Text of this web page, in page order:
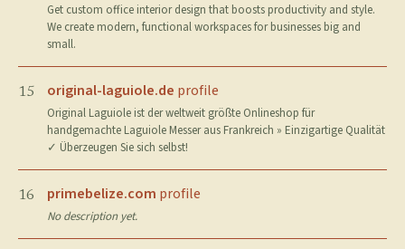
Get custom office interior design that boosts productivity and style.
We create modern, functional workspaces for businesses big and
small.
15 original-laguiole.de profile
Original Laguiole ist der weltweit größte Onlineshop für
handgemachte Laguiole Messer aus Frankreich » Einzigartige Qualität
✓ Überzeugen Sie sich selbst!
16 primebelize.com profile
No description yet.